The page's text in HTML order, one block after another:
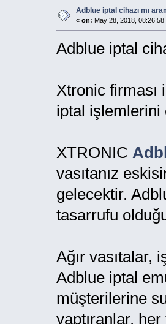
Adblue iptal cihazı mı
« on: May 28, 2018, 08:26:58
Adblue iptal
Xtronic firması
iptal işlemlerini
XTRONIC
vasıtanız
gelecektir.
tasarrufu
Ağır vasıtalar,
Adblue iptal
müşterilerine
yaptıranlar,